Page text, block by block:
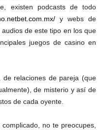
existen podcasts de todo
y webs de
de este tipo en los que
juegos de casino en
de relaciones de pareja (que
de misterio y así de
de cada oyente.
no te preocupes,